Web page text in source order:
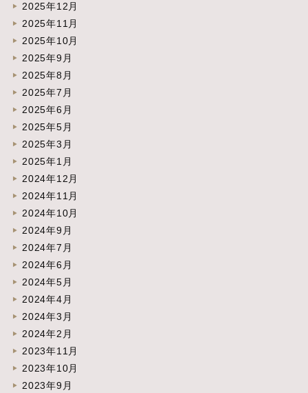
2025年12月
2025年11月
2025年10月
2025年9月
2025年8月
2025年7月
2025年6月
2025年5月
2025年3月
2025年1月
2024年12月
2024年11月
2024年10月
2024年9月
2024年7月
2024年6月
2024年5月
2024年4月
2024年3月
2024年2月
2023年11月
2023年10月
2023年9月